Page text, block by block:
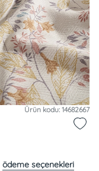
Ürün kodu: 14682667
ödeme seçenekleri